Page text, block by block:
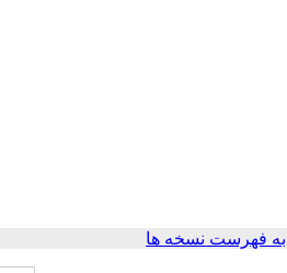
فهرست نسخه ها